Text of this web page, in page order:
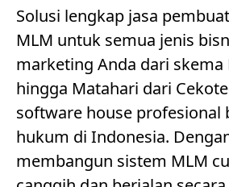
Solusi lengkap jasa
MLM untuk semua jenis
marketing Anda dari skema
hingga Matahari dari
software house profesional
hukum di Indonesia.
membangun sistem MLM